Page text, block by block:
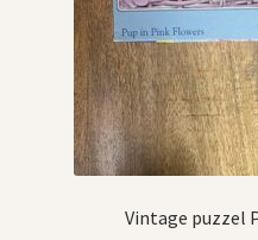
Vintage puzzel